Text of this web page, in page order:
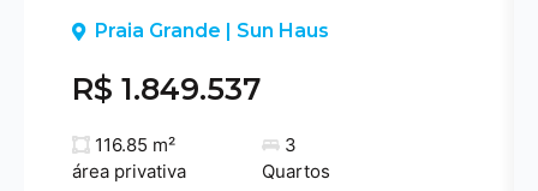
PreviousPraia Grande | Sun Haus
R$ 1.849.537
116.85 m²
área privativa
3
Quartos